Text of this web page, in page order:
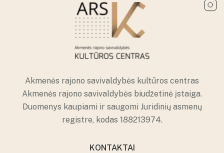
Akmenės rajono savivaldybės kultūros centras
Akmenės rajono savivaldybės biudžetinė įstaiga.
Duomenys kaupiami ir saugomi Juridinių asmenų
registre, kodas 188213974.
KONTAKTAI